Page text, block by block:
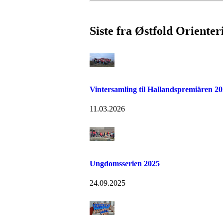
Siste fra Østfold
Vintersamling til Hallandspremiären
11.03.2026
Ungdomsserien 2025
24.09.2025